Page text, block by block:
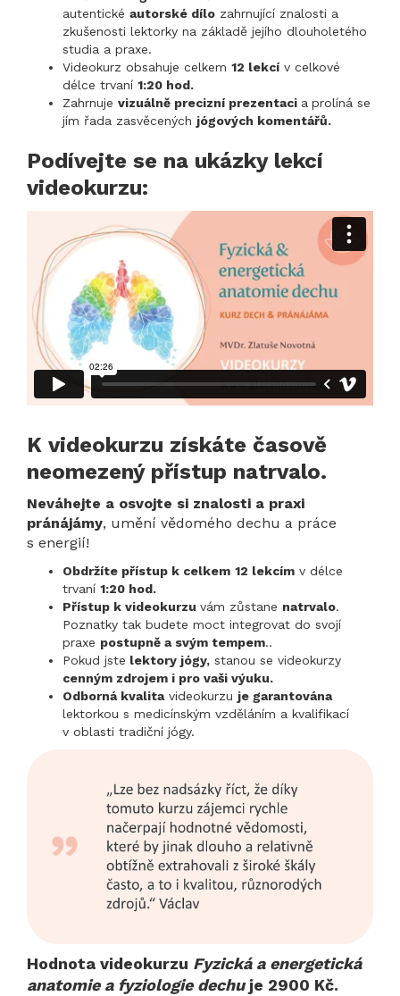
autentické autorské dílo zahrnující znalosti a
zkušenosti lektorky na základě jejího dlouholetého
studia a praxe.
Videokurz obsahuje celkem 12 lekcí v celkové
délce trvaní 1:20 hod.
Zahrnuje vizuálně precizní prezentaci a prolíná se
jím řada zasvěcených jógových komentářů.
Podívejte se na ukázky lekcí
videokurzu:
K videokurzu získáte časově
neomezený přístup natrvalo.
Neváhejte a osvojte si znalosti a praxi
pránájámy, umění vědomého dechu a práce
s energií!
Obdržíte přístup k celkem 12 lekcím v délce
trvaní 1:20 hod.
Přístup k videokurzu vám zůstane natrvalo.
Poznatky tak budete moct integrovat do svojí
praxe postupně a svým tempem..
Pokud jste lektory jógy, stanou se videokurzy
cenným zdrojem i pro vaši výuku.
Odborná kvalitavideokurzu je garantována
lektorkou s medicínským vzděláním a kvalifikací
v oblasti tradiční jógy.
Hodnota videokurzu Fyzická a energetická
anatomie a fyziologie dechuje 2900 Kč.